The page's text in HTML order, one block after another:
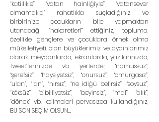
“katillikle”, “vatan hainliğiyle”, “vatansever
olmamakla” rahatlıkla suçladığınız ve
birbirinize çocukların bile yapmaktan
utanacağı “hakaretleri” ettiğiniz, topluma,
özellikle gençlere ve çocuklara örnek olma
mükellefiyeti olan büyüklerimiz ve aydınlarımız
olarak, meydanlarda, ekranlarda, yazılarınızda,
Tweet’lerinizde vb. yerlerde; “namussuz”,
“şerefsiz”, “haysiyetsiz”, “onursuz”, “omurgasız”,
“ulan”, “lan”, “hırsız”, “ne idiğü belirsiz”, “soysuz”,
“köksüz”, “cibilliyetsiz”, “beyinsiz”, “mal”, “alık”,
“dönek” vb. kelimeleri pervasızca kullandığınız,
BU SON SEÇİM OLSUN…